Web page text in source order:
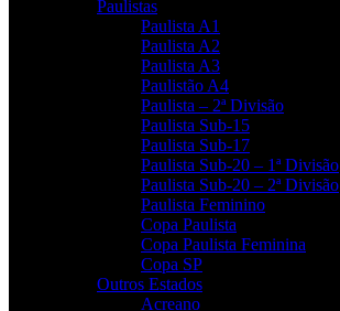
Paulistas
Paulista A1
Paulista A2
Paulista A3
Paulistão A4
Paulista – 2ª Divisão
Paulista Sub-15
Paulista Sub-17
Paulista Sub-20 – 1ª Divisão
Paulista Sub-20 – 2ª Divisão
Paulista Feminino
Copa Paulista
Copa Paulista Feminina
Copa SP
Outros Estados
Acreano